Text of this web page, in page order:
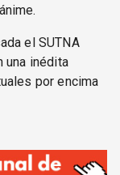
el SUTNA
una inédita
por encima